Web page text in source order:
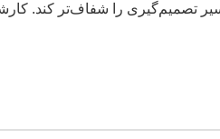
را شفاف‌تر کند.